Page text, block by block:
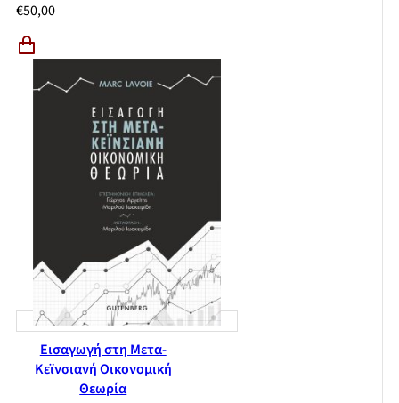
€50,00
Εισαγωγή στη Μετα-
Κεϊνσιανή Οικονομική
Θεωρία